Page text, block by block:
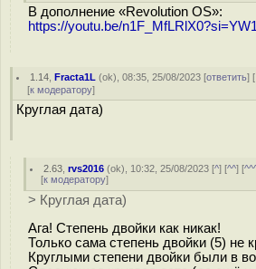
В дополнение «Revolution OS»:
https://youtu.be/
1.14 ,Fracta1L (ok), 08:35, 25/08/2023 [ответить] [
[к модератору]
Круглая дата)
2.63 ,rvs2016 (ok), 10:32, 25/08/2023 [^] [^^] [
[к модератору]
> Круглая дата)
Ага! Степень двойки как никак!
Только сама степень двойки (5) не
Круглыми степени двойки были в